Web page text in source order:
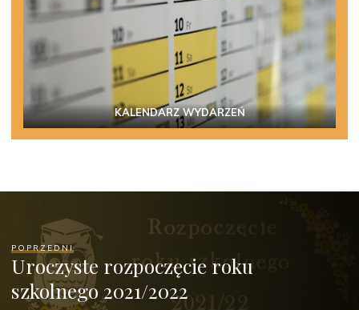
KALENDARZ WYDARZEŃ
POPRZEDNI
Uroczyste rozpoczęcie roku
szkolnego 2021/2022